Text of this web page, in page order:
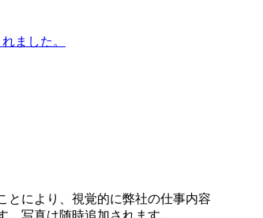
ました。
とにより、視覚的に弊社の仕事内容
写真は随時追加されます。